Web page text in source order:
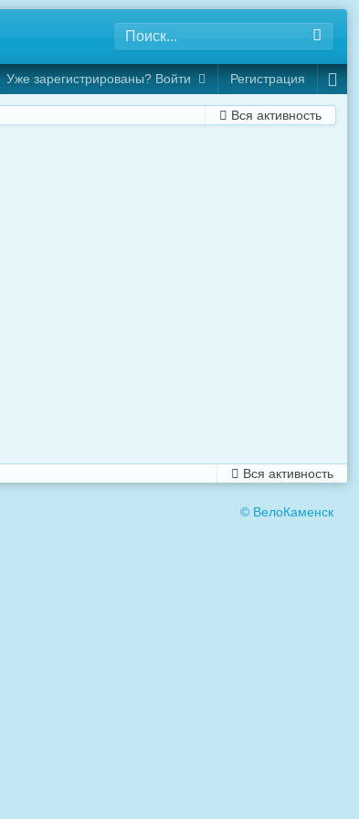
Уже зарегистрированы? Войти Регистрация
Вся активность
Вся активность
© ВелоКаменск